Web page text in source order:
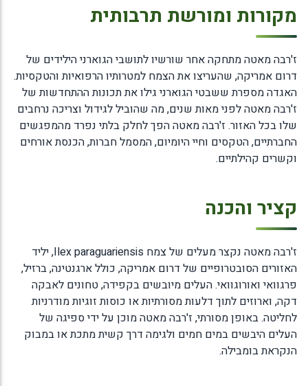
מקורות ומורשת תרבותית
ז'רבה מאטה מתחקה אחר שורשיו לתושבי הגוארני הילידים של
דרום אמריקה, שהעריצו את הצמח למטרותיו הרפואיות והטקסיות.
האגדה מספרת ששבטי הגוארני גילו את תכונות ההתחדשות של
ז'רבה מאטה לפני מאות שנים, מה שהוביל לגידול וצריכה נרחבים
שלו בכל האזור. ז'רבה מאטה הפך לחלק בלתי נפרד מהמפגשים
החברתיים, הטקסים וחיי היומיום, המסמל חברות, הכנסת אורחים
וקשרים קהילתיים.
קציר והכנה
ז'רבה מאטה נקצר מעלים של צמח Ilex paraguariensis, יליד
האזורים הסובטרופיים של דרום אמריקה, כולל ארגנטינה, ברזיל,
פרגוואי ואורוגוואי. העלים מיובשים בקפידה, טחונים לאבקה
דקה, וארוזים לתוך דלעות מסורתיות או כוסות זוגיות מודרניות
לחליטה. באופן מסורתי, ז'רבה מאטה מוכן על ידי ספיגה של
העלים היבשים במים חמים ולגימה דרך קשית מתכת או במבוק
הנקראת בומבילה.